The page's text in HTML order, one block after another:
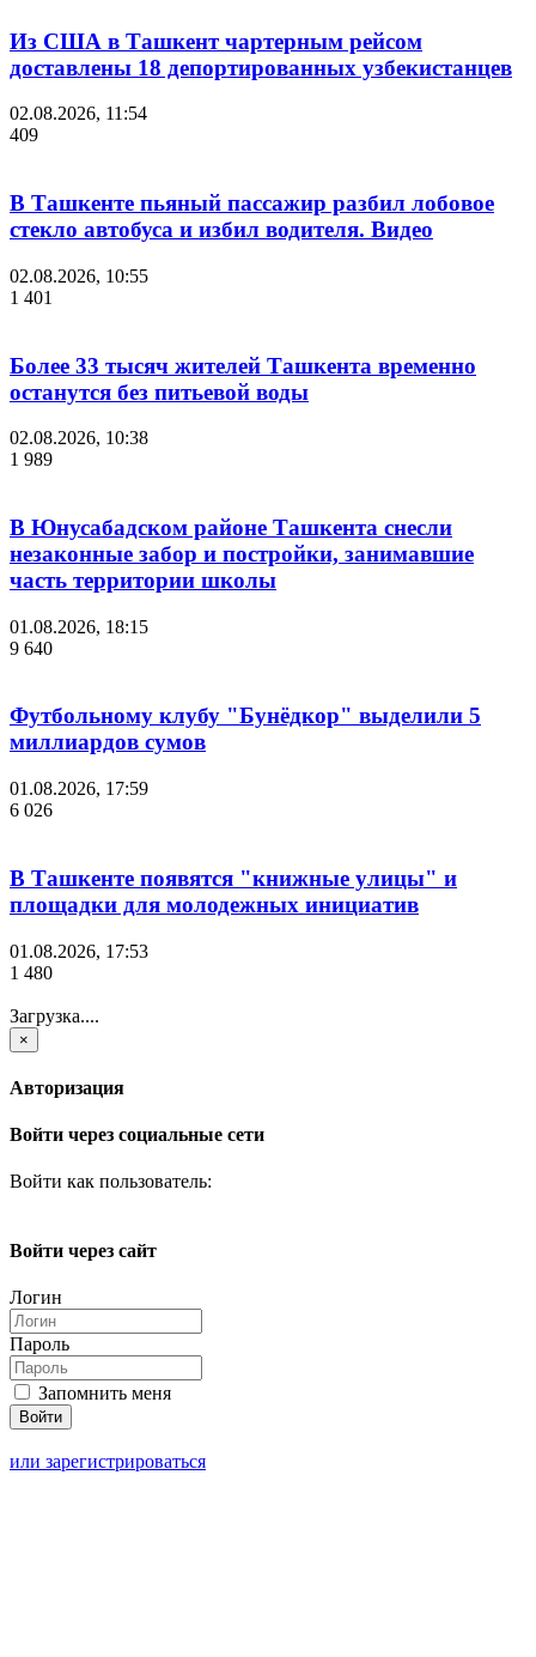
Из США в Ташкент чартерным рейсом
доставлены 18 депортированных узбекистанцев
02.08.2026, 11:54
409
В Ташкенте пьяный пассажир разбил лобовое
стекло автобуса и избил водителя. Видео
02.08.2026, 10:55
1 401
Более 33 тысяч жителей Ташкента временно
останутся без питьевой воды
02.08.2026, 10:38
1 989
В Юнусабадском районе Ташкента снесли
незаконные забор и постройки, занимавшие
часть территории школы
01.08.2026, 18:15
9 640
Футбольному клубу "Бунёдкор" выделили 5
миллиардов сумов
01.08.2026, 17:59
6 026
В Ташкенте появятся "книжные улицы" и
площадки для молодежных инициатив
01.08.2026, 17:53
1 480
Загрузка....
×
Авторизация
Войти через социальные сети
Войти как пользователь:
Войти через сайт
Логин
Пароль
Запомнить меня
или зарегистрироваться